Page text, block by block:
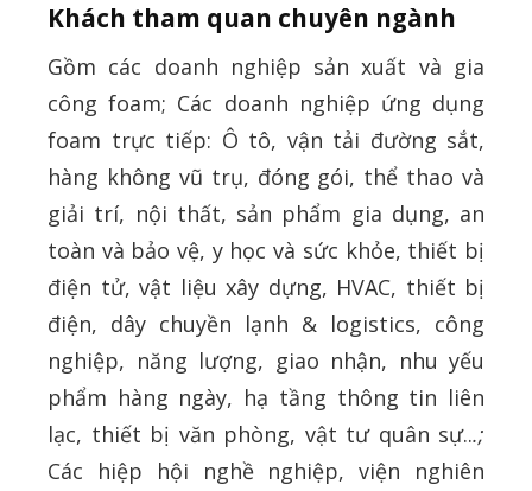
Khách tham quan chuyên ngành
Gồm các doanh nghiệp sản xuất và gia
công foam; Các doanh nghiệp ứng dụng
foam trực tiếp: Ô tô, vận tải đường sắt,
hàng không vũ trụ, đóng gói, thể thao và
giải trí, nội thất, sản phẩm gia dụng, an
toàn và bảo vệ, y học và sức khỏe, thiết bị
điện tử, vật liệu xây dựng, HVAC, thiết bị
điện, dây chuyền lạnh & logistics, công
nghiệp, năng lượng, giao nhận, nhu yếu
phẩm hàng ngày, hạ tầng thông tin liên
lạc, thiết bị văn phòng, vật tư quân sự...;
Các hiệp hội nghề nghiệp, viện nghiên